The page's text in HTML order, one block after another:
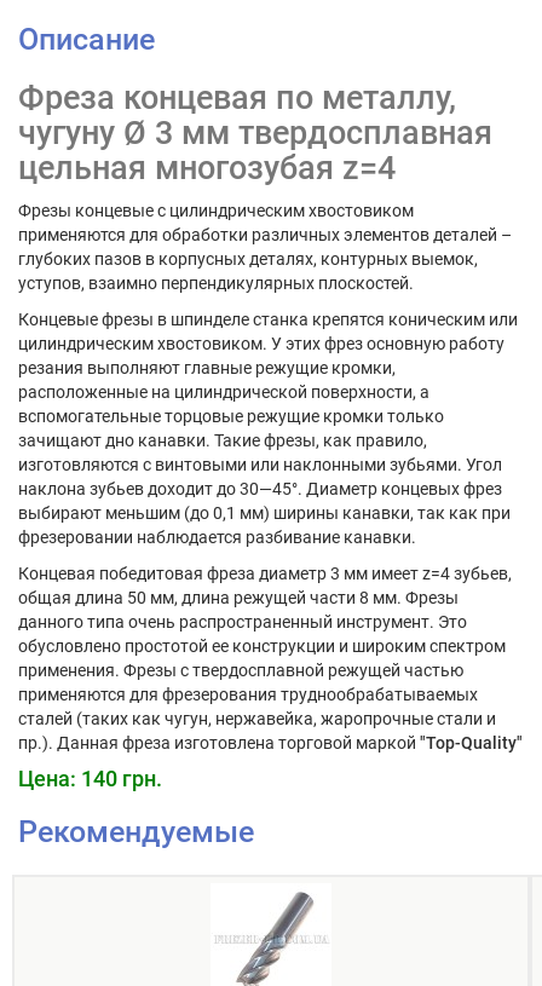
Описание
Фреза концевая по металлу,
чугуну Ø 3 мм твердосплавная
цельная многозубая z=4
Фрезы концевые с цилиндрическим хвостовиком
применяются для обработки различных элементов деталей –
глубоких пазов в корпусных деталях, контурных выемок,
уступов, взаимно перпендикулярных плоскостей.
Концевые фрезы в шпинделе станка крепятся коническим или
цилиндрическим хвостовиком. У этих фрез основную работу
резания выполняют главные режущие кромки,
расположенные на цилиндрической поверхности, а
вспомогательные торцовые режущие кромки только
зачищают дно канавки. Такие фрезы, как правило,
изготовляются с винтовыми или наклонными зубьями. Угол
наклона зубьев доходит до 30—45°. Диаметр концевых фрез
выбирают меньшим (до 0,1 мм) ширины канавки, так как при
фрезеровании наблюдается разбивание канавки.
Концевая победитовая фреза диаметр 3 мм имеет z=4 зубьев,
общая длина 50 мм, длина режущей части 8 мм. Фрезы
данного типа очень распространенный инструмент. Это
обусловлено простотой ее конструкции и широким спектром
применения. Фрезы с твердосплавной режущей частью
применяются для фрезерования труднообрабатываемых
сталей (таких как чугун, нержавейка, жаропрочные стали и
пр.). Данная фреза изготовлена торговой маркой "Top-Quality"
Цена: 140 грн.
Рекомендуемые